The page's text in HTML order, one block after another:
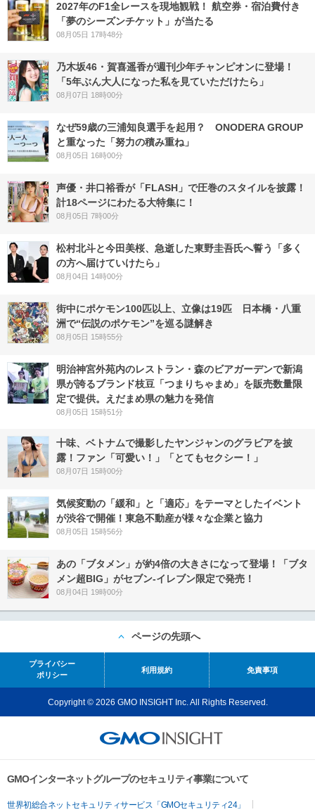
2027年のF1全レースを現地観戦！ 航空券・宿泊費付き
「夢のシーズンチケット」が当たる
08月05日 17時48分
乃木坂46・賀喜遥香が週刊少年チャンピオンに登場！
「5年ぶん大人になった私を見ていただけたら」
08月07日 18時00分
なぜ59歳の三浦知良選手を起用？ ONODERA GROUP
と重なった「努力の積み重ね」
08月05日 16時00分
声優・井口裕香が「FLASH」で圧巻のスタイルを披露！
計18ページにわたる大特集に！
08月05日 7時00分
松村北斗と今田美桜、急逝した東野圭吾氏へ誓う「多く
の方へ届けていけたら」
08月04日 14時00分
街中にポケモン100匹以上、立像は19匹 日本橋・八重
洲で“伝説のポケモン”を巡る謎解き
08月05日 15時55分
明治神宮外苑内のレストラン・森のビアガーデンで新潟
県が誇るブランド枝豆「つまりちゃまめ」を販売数量限
定で提供。えだまめ県の魅力を発信
08月05日 15時51分
十味、ベトナムで撮影したヤンジャンのグラビアを披
露！ファン「可愛い！」「とてもセクシー！」
08月07日 15時00分
気候変動の「緩和」と「適応」をテーマとしたイベント
が渋谷で開催！東急不動産が様々な企業と協力
08月05日 15時56分
あの「ブタメン」が約4倍の大きさになって登場！「ブタ
メン超BIG」がセブン‐イレブン限定で発売！
08月04日 19時00分
ページの先頭へ
プライバシー
ポリシー
利用規約 免責事項
Copyright © 2026 GMO INSIGHT Inc. All Rights Reserved.
GMOインターネットグループのセキュリティ事業について
世界初総合ネットセキュリティサービス「GMOセキュリティ24」